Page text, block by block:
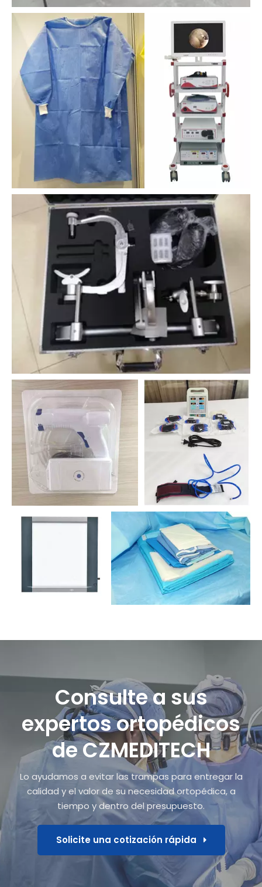
Consulte a sus
expertos ortopédicos
de CZMEDITECH
Lo ayudamos a evitar las trampas para entregar la
calidad y el valor de su necesidad ortopédica, a
tiempo y dentro del presupuesto.
Solicite una cotización rápida